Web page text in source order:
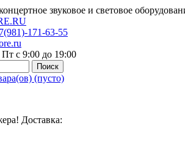
звуковое и световое
171-63-55
с 9:00 до 19:00
Поиск
(пусто)
Доставка: